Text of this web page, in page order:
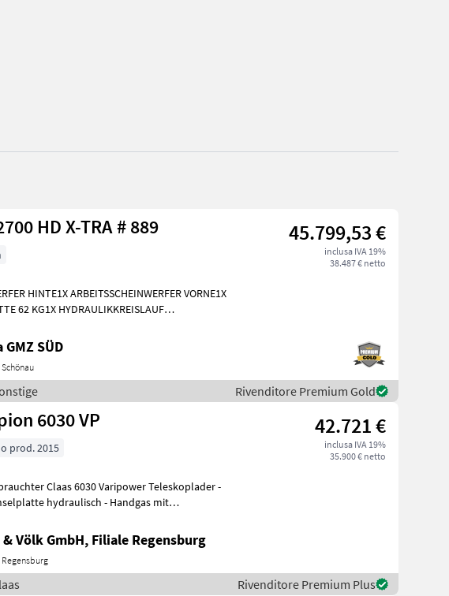
Sonstige G 2700 HD X-TRA # 889 45.799,53 €
inclusa IVA 19%
38.487 € netto
HINTE1X ARBEITSSCHEINWERFER VORNE1X
62 KG1X HYDRAULIKKREISLAUF
GMZ SÜD
Rivenditore Premium Gold
6030 VP 42.721 €
inclusa IVA 19%
35.900 € netto
prod. 2015
Claas 6030 Varipower Teleskoplader -
hydraulisch - Handgas mit
& Völk GmbH, Filiale Regensburg
Rivenditore Premium Plus